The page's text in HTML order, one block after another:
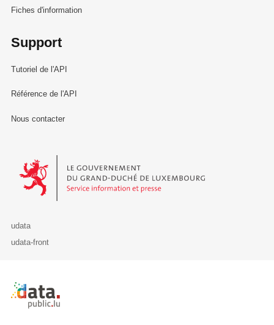
Fiches d'information
Support
Tutoriel de l'API
Référence de l'API
Nous contacter
Le Gouvernement du Grand-Duché de Luxembourg - Service
udata
udata-front
Retour à l'accueil de data.public.lu